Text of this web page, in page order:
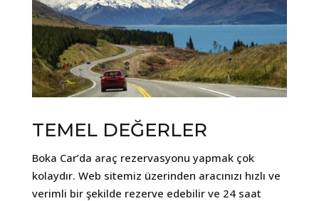
TEMEL DEĞERLER
Boka Car’da araç rezervasyonu yapmak çok
kolaydır. Web sitemiz üzerinden aracınızı hızlı ve
verimli bir şekilde rezerve edebilir ve 24 saat